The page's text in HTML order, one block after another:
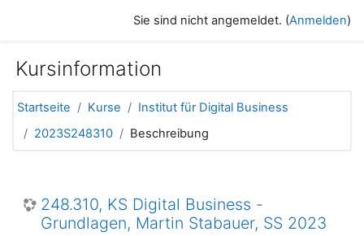
Sie sind nicht angemeldet. (Anmelden)
Kursinformation
Startseite Kurse
Institut für Digital Business
2023S248310
Beschreibung
248.310, KS Digital Business -
Grundlagen, Martin Stabauer, SS 2023